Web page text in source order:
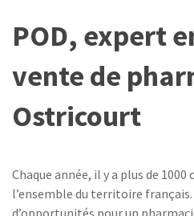
POD, expert
vente de
Ostricourt
Chaque année, il y a plus de
l’ensemble du territoire
d’opportunités pour un